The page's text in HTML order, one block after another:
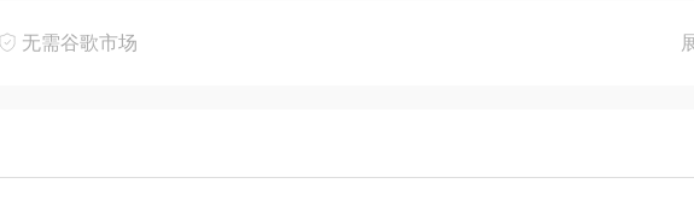
沙盒世界和丰富的游戏内容让玩家能够长时间沉浸其中。
无需谷歌市场